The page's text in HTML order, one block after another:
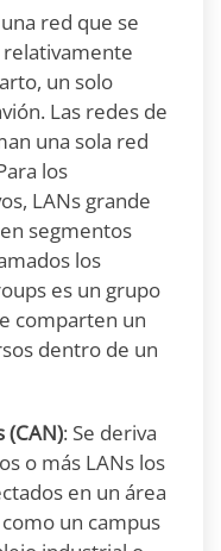
red que se
relativamente
un solo
Las redes de
una sola red
los
LANs grande
segmentos
los
es un grupo
comparten un
dentro de un
(CAN): Se deriva
o más LANs los
en un área
un campus